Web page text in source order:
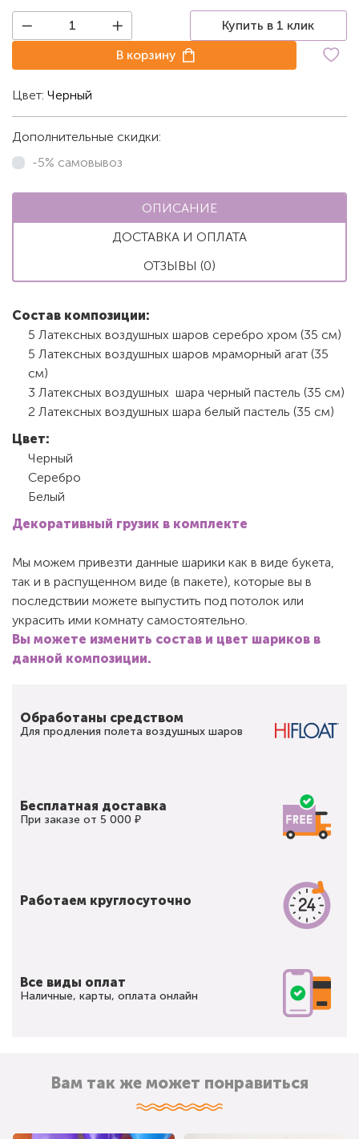
Купить в 1 клик
В корзину
Цвет: Черный
Дополнительные скидки:
-5% самовывоз
ОПИСАНИЕ
ДОСТАВКА И ОПЛАТА
ОТЗЫВЫ (0)
Состав композиции:
5 Латексных воздушных шаров серебро хром (35 см)
5 Латексных воздушных шаров мраморный агат (35
см)
3 Латексных воздушных шара черный пастель (35 см)
2 Латексных воздушных шара белый пастель (35 см)
Цвет:
Черный
Серебро
Белый
Декоративный грузик в комплекте
Мы можем привезти данные шарики как в виде букета,
так и в распущенном виде (в пакете), которые вы в
последствии можете выпустить под потолок или
украсить ими комнату самостоятельно.
Вы можете изменить состав и цвет шариков в
данной композиции.
Обработаны средством
Для продления полета воздушных шаров
Бесплатная доставка
При заказе от 5 000 ₽
Работаем круглосуточно
Все виды оплат
Наличные, карты, оплата онлайн
Вам так же может понравиться